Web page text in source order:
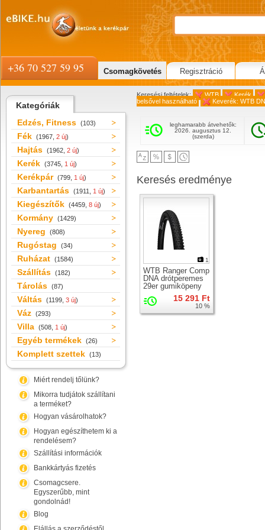
Kategóriák
Edzés, Fitness (103)
Fék (1967, 2 új)
Hajtás (1962, 2 új)
Kerék (3745, 1 új)
Kerékpár (799, 1 új)
Karbantartás (1911, 1 új)
Kiegészítők (4459, 8 új)
Kormány (1429)
Nyereg (808)
Rugóstag (34)
Ruházat (1584)
Szállítás (182)
Tárolás (87)
Váltás (1199, 3 új)
Váz (293)
Villa (508, 1 új)
Egyéb termékek (26)
Komplett szettek (13)
Miért rendelj tőlünk?
Mikorra tudjátok szállítani
a terméket?
Hogyan vásárolhatok?
Hogyan egészíthetem ki a
rendelésem?
Szállítási információk
Bankkártyás fizetés
Csomagcsere.
Egyszerűbb, mint
gondolnád!
Blog
Keresési feltételek: WTB
Kerék
belsővel használható
Keverék: WTB
leghamarabb átvehetők:
2026. augusztus 12.
(szerda)
Keresés eredménye
1
WTB Ranger Comp
DNA drótperemes
29er gumiköpeny
15 291 Ft
10 %
+36 70 527 59 95 Csomagkövetés Regisztráció